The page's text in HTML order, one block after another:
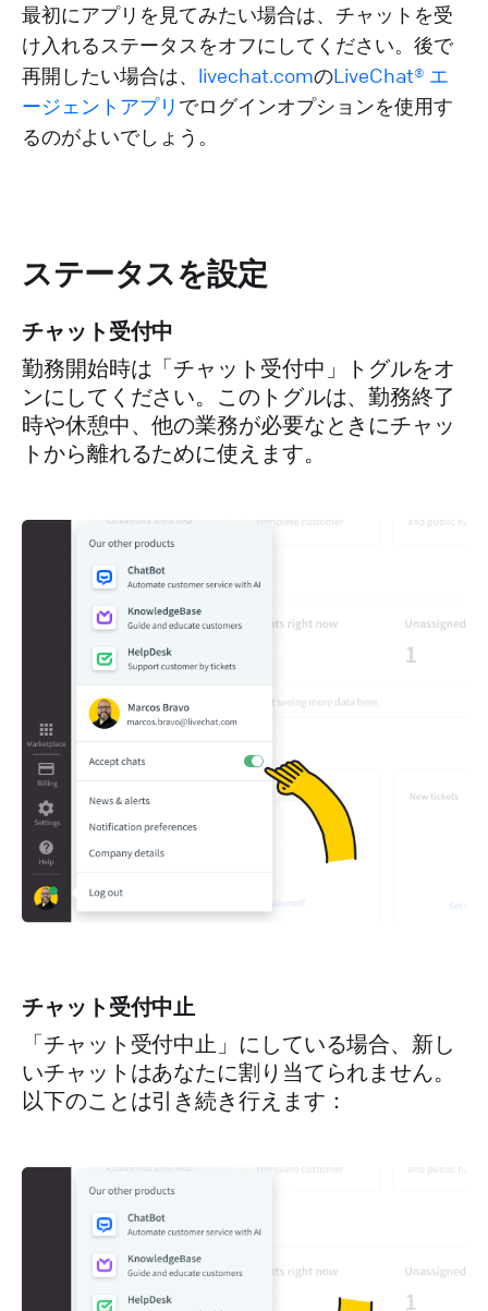
最初にアプリを見てみたい場合は、 チャットを受
け入れる ステータスをオフにしてください。後で
再開したい場合は、 livechat.comのLiveChat® エ
ージェントアプリ でログインオプションを使用す
るのがよいでしょう。
ステータスを設定
チャット受付中
勤務開始時は「チャット受付中」トグルをオ
ンにしてください。このトグルは、勤務終了
時や休憩中、他の業務が必要なときにチャッ
トから離れるために使えます。
チャット受付中止
「チャット受付中止」にしている場合、新し
いチャットはあなたに割り当てられません。
以下のことは引き続き行えます：